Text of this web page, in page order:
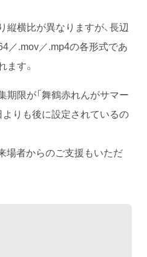
横比が異なりますが、長辺
／.mov／.mp4の各形式であ
す。
期限が「舞鶴赤れんがサマー
よりも後に設定されているの
場者からのご支援もいただ